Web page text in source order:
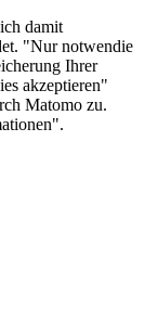
damit
"Nur notwendie
Ihrer
akzeptieren"
Matomo zu.